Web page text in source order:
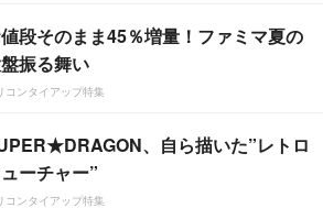
段そのまま45％増量！ファミマ夏の
振る舞い
コンタイアップ特集
、自ら描いた”レトロ
ーチャー”
コンタイアップ特集